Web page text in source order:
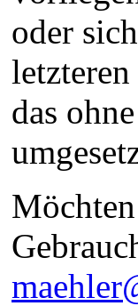
oder
das